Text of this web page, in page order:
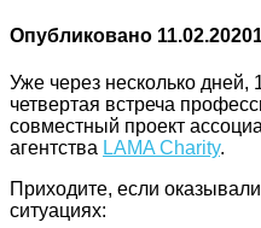
Опубликовано 11.02.2020
Уже через несколько дней,
четвертая встреча
совместный проект
агентства LAMA Charity.
Приходите, если
ситуациях: